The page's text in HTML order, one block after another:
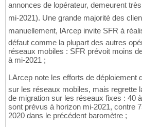
annonces de lopérateur, demeurent
mi-2021). Une grande majorité des
manuellement, lArcep invite SFR à
défaut comme la plupart des autres
réseaux mobiles : SFR prévoit moins
à mi-2021 ;
LArcep note les efforts de déploiement
sur les réseaux mobiles, mais regrette
de migration sur les réseaux fixes : 40
sont prévus à horizon mi-2021, contre
2020 dans le précédent baromètre ;